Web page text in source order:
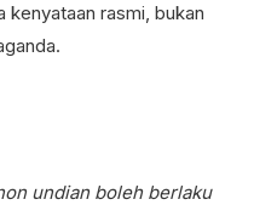
kenyataan rasmi, bukan
undian boleh berlaku